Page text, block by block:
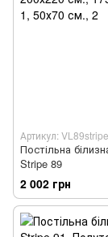
Артикул:
Постільна
Stripe 89
2 002 грн